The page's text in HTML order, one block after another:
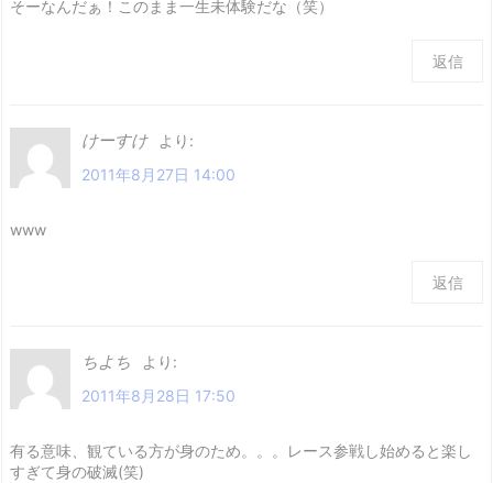
そーなんだぁ！このまま一生未体験だな（笑）
返信
けーすけ
より:
2011年8月27日 14:00
www
返信
ちよち
より:
2011年8月28日 17:50
有る意味、観ている方が身のため。。。レース参戦し始めると楽し
すぎて身の破滅(笑)